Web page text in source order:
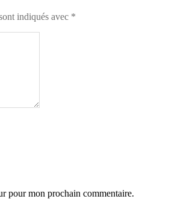
indiqués avec *
pour mon prochain commentaire.